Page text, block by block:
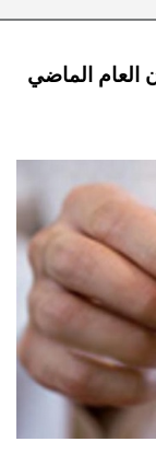
العام الماضي